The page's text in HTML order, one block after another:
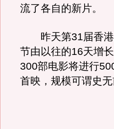
流了各自的新片。
昨天第31届香港
节由以往的16天增
300部电影将进行
首映，规模可谓史无